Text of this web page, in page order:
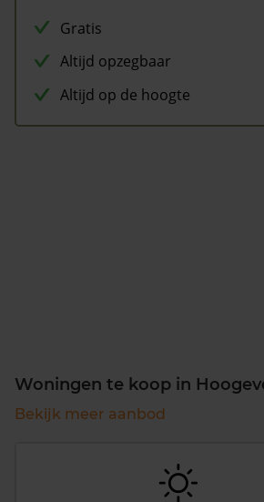
Gratis
Altijd opzegbaar
Altijd op de hoogte
Woningen te koop in
Bekijk meer aanbod